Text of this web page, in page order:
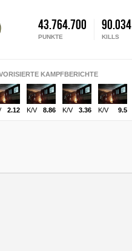
43.764.700 90.034
PUNKTE KILLS
KAMPFBERICHTE
2.12 K/V 8.86 K/V 3.36 K/V 9.5